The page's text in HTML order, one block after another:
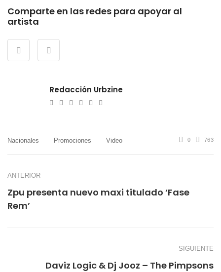
Comparte en las redes para apoyar al
artista
Redacción Urbzine
WebsiteTwitterFacebook
Youtube
Nacionales Promociones Video 0 763
ANTERIOR
Zpu presenta nuevo maxi titulado ‘Fase
Rem’
SIGUIENTE
Daviz Logic & Dj Jooz – The Pimpsons